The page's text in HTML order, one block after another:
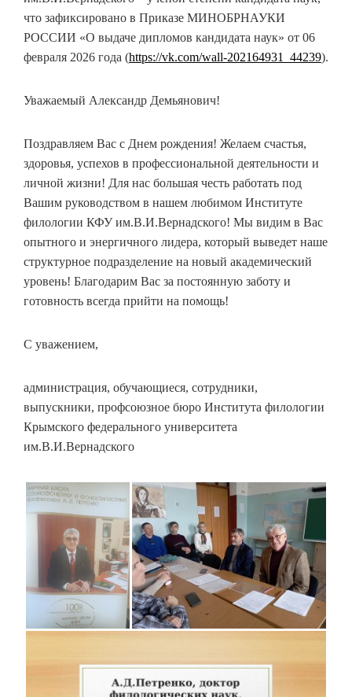
что зафиксировано в Приказе МИНОБРНАУКИ
РОССИИ «О выдаче дипломов кандидата наук» от 06
февраля 2026 года (https://vk.com/wall-202164931_44239).
Уважаемый Александр Демьянович!
Поздравляем Вас с Днем рождения! Желаем счастья,
здоровья, успехов в профессиональной деятельности и
личной жизни! Для нас большая честь работать под
Вашим руководством в нашем любимом Институте
филологии КФУ им.В.И.Вернадского! Мы видим в Вас
опытного и энергичного лидера, который выведет наше
структурное подразделение на новый академический
уровень! Благодарим Вас за постоянную заботу и
готовность всегда прийти на помощь!
С уважением,
администрация, обучающиеся, сотрудники,
выпускники, профсоюзное бюро Института филологии
Крымского федерального университета
им.В.И.Вернадского